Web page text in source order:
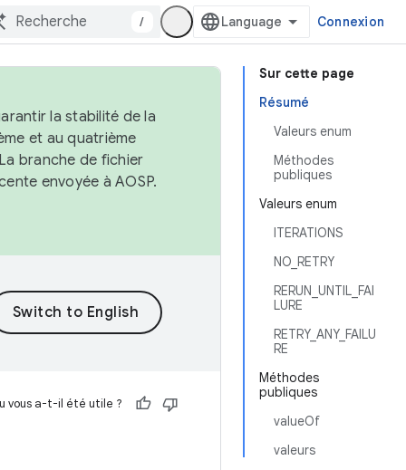
/ Connexion
Sur cette page
Résumé
Valeurs enum
Méthodes
publiques
Valeurs enum
ITERATIONS
NO_RETRY
RERUN_UNTIL_FAI
LURE
RETRY_ANY_FAILU
RE
Méthodes
publiques
valueOf
valeurs
la stabilité de la
et au quatrième
branche de fichier
envoyée à AOSP.
vous a-t-il été utile ?